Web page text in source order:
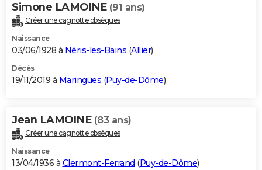
Simone LAMOINE (91 ans)
Créer une cagnotte obsèques
Naissance
03/06/1928 à Néris-les-Bains (Allier)
Décès
19/11/2019 à Maringues (Puy-de-Dôme)
Jean LAMOINE (83 ans)
Créer une cagnotte obsèques
Naissance
13/04/1936 à Clermont-Ferrand (Puy-de-Dôme)